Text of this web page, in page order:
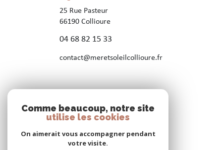
25 Rue Pasteur
66190 Collioure
04 68 82 15 33
contact@meretsoleilcollioure.fr
Nous suivre
Comme beaucoup, notre site
utilise les cookies
On aimerait vous accompagner pendant
votre visite.